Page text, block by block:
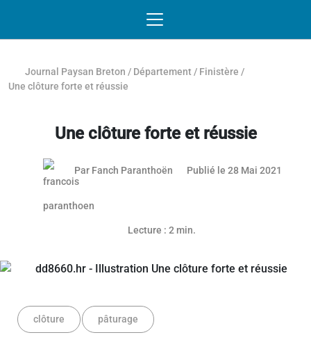
Journal Paysan Breton / Département / Finistère /
Une clôture forte et réussie
Une clôture forte et réussie
Article réservé aux abonnés
Par Fanch Paranthoën Publié le 28 Mai 2021
Lecture : 2 min.
clôture pâturage